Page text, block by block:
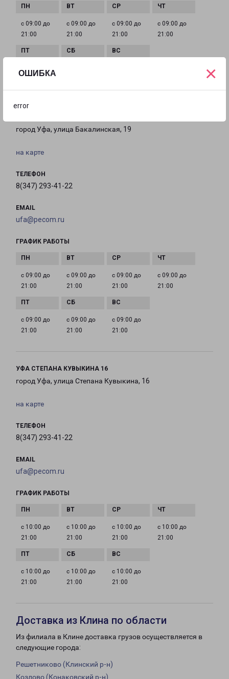
ОШИБКА
error
×
с 09:00 до
21:00
с 09:00 до
21:00
с 09:00 до
21:00
с 09:00 до
21:00
город Уфа, улица Бакалинская, 19
на карте
ТЕЛЕФОН
8(347) 293-41-22
EMAIL
ufa@pecom.ru
ГРАФИК РАБОТЫ
с 09:00 до
21:00
с 09:00 до
21:00
с 09:00 до
21:00
с 09:00 до
21:00
с 09:00 до
21:00
с 09:00 до
21:00
с 09:00 до
21:00
УФА СТЕПАНА КУВЫКИНА 16
город Уфа, улица Степана Кувыкина, 16
на карте
ТЕЛЕФОН
8(347) 293-41-22
EMAIL
ufa@pecom.ru
ГРАФИК РАБОТЫ
с 10:00 до
21:00
с 10:00 до
21:00
с 10:00 до
21:00
с 10:00 до
21:00
с 10:00 до
21:00
с 10:00 до
21:00
с 10:00 до
21:00
Доставка из Клина по области
Из филиала в Клине доставка грузов осуществляется в
следующие города:
Решетниково (Клинский р-н)
Козлово (Конаковский р-н)